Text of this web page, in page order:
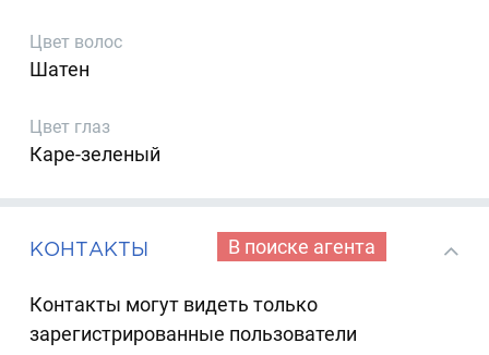
Цвет волос
Шатен
Цвет глаз
Каре-зеленый
КОНТАКТЫ В поиске агента
Контакты могут видеть только
зарегистрированные пользователи